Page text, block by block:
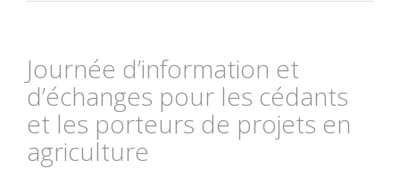
Journée d’information et
d’échanges pour les cédants
et les porteurs de projets en
agriculture